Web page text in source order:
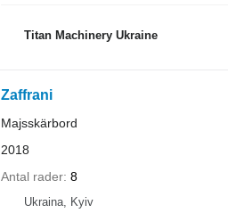
Titan Machinery Ukraine
Zaffrani
Majsskärbord
2018
Antal rader 8
Ukraina, Kyiv